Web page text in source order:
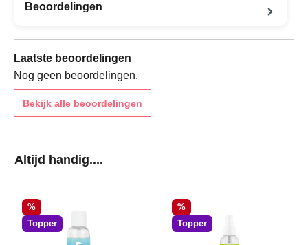
Beoordelingen
Laatste beoordelingen
Nog geen beoordelingen.
Bekijk alle beoordelingen
Productgalerij overslaan
Altijd handig....
Korting
%
Topper
Korting
%
Topper